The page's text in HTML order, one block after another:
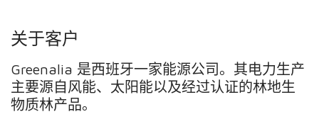
关于客户
Greenalia 是西班牙一家能源公司。其电力生产
主要源自风能、太阳能以及经过认证的林地生
物质林产品。